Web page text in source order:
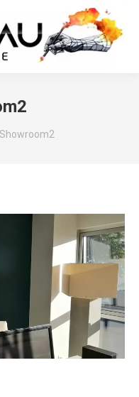
Showroom2